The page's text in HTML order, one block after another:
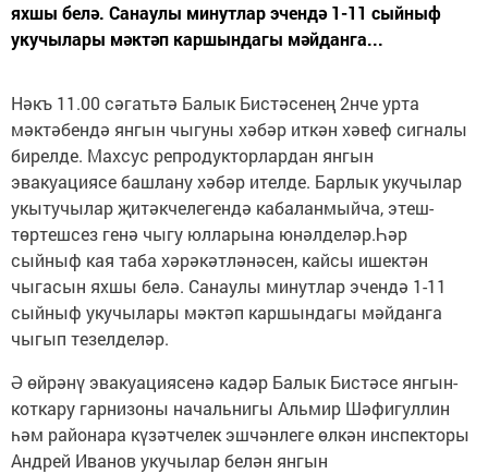
яхшы белә. Санаулы минутлар эчендә 1-11 сыйныф
укучылары мәктәп каршындагы мәйданга...
Нәкъ 11.00 сәгатьтә Балык Бистәсенең 2нче урта
мәктәбендә янгын чыгуны хәбәр иткән хәвеф сигналы
бирелде. Махсус репродукторлардан янгын
эвакуациясе башлану хәбәр ителде. Барлык укучылар
укытучылар җитәкчелегендә кабаланмыйча, этеш-
төртешсез генә чыгу юлларына юнәлделәр.Һәр
сыйныф кая таба хәрәкәтләнәсен, кайсы ишектән
чыгасын яхшы белә. Санаулы минутлар эчендә 1-11
сыйныф укучылары мәктәп каршындагы мәйданга
чыгып тезелделәр.
Ә өйрәнү эвакуациясенә кадәр Балык Бистәсе янгын-
коткару гарнизоны начальнигы Альмир Шәфигуллин
һәм районара күзәтчелек эшчәнлеге өлкән инспекторы
Андрей Иванов укучылар белән янгын